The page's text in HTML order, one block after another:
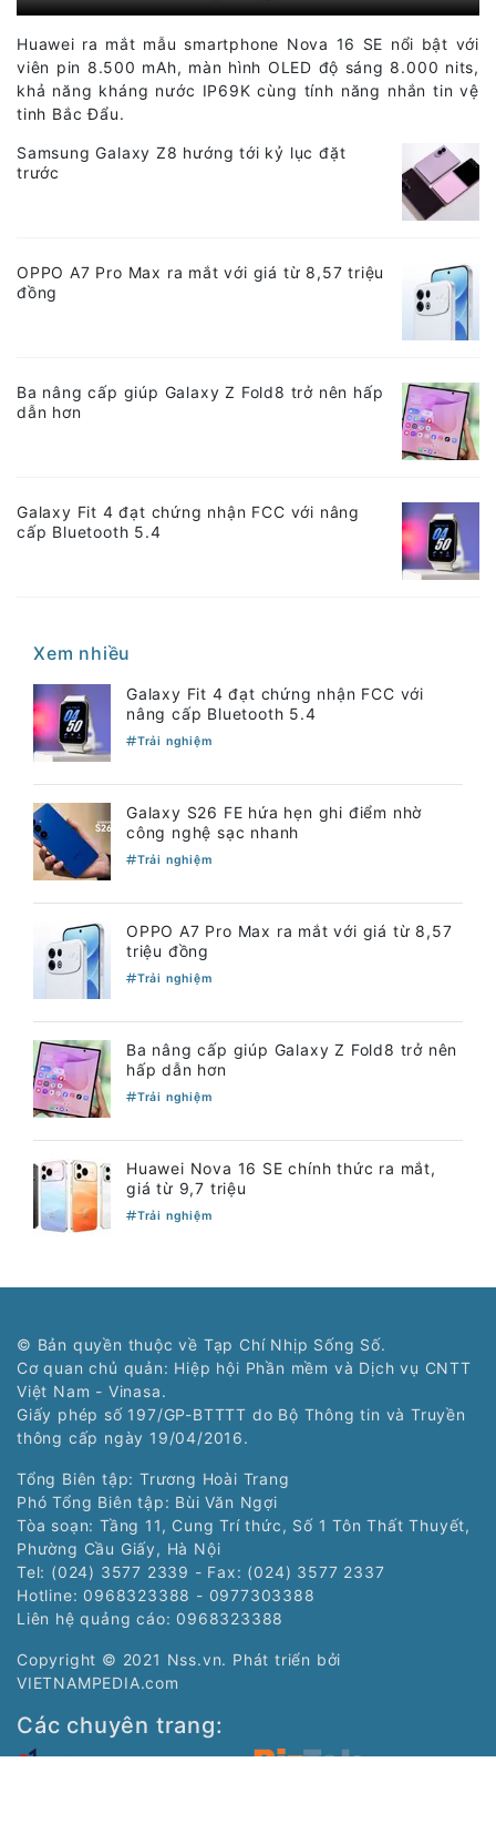
Huawei ra mắt mẫu smartphone Nova 16 SE nổi bật với
viên pin 8.500 mAh, màn hình OLED độ sáng 8.000 nits,
khả năng kháng nước IP69K cùng tính năng nhắn tin vệ
tinh Bắc Đẩu.
Samsung Galaxy Z8 hướng tới kỷ lục đặt
trước
OPPO A7 Pro Max ra mắt với giá từ 8,57 triệu
đồng
Ba nâng cấp giúp Galaxy Z Fold8 trở nên hấp
dẫn hơn
Galaxy Fit 4 đạt chứng nhận FCC với nâng
cấp Bluetooth 5.4
Xem nhiều
Galaxy Fit 4 đạt chứng nhận FCC với
nâng cấp Bluetooth 5.4
Trải nghiệm
Galaxy S26 FE hứa hẹn ghi điểm nhờ
công nghệ sạc nhanh
Trải nghiệm
OPPO A7 Pro Max ra mắt với giá từ 8,57
triệu đồng
Trải nghiệm
Ba nâng cấp giúp Galaxy Z Fold8 trở nên
hấp dẫn hơn
Trải nghiệm
Huawei Nova 16 SE chính thức ra mắt,
giá từ 9,7 triệu
Trải nghiệm
© Bản quyền thuộc về Tạp Chí Nhịp Sống Số.
Cơ quan chủ quản: Hiệp hội Phần mềm và Dịch vụ CNTT
Việt Nam - Vinasa.
Giấy phép số 197/GP-BTTTT do Bộ Thông tin và Truyền
thông cấp ngày 19/04/2016.
Tổng Biên tập: Trương Hoài Trang
Phó Tổng Biên tập: Bùi Văn Ngợi
Tòa soạn: Tầng 11, Cung Trí thức, Số 1 Tôn Thất Thuyết,
Phường Cầu Giấy, Hà Nội
Tel: (024) 3577 2339 - Fax: (024) 3577 2337
Hotline: 0968323388 - 0977303388
Liên hệ quảng cáo: 0968323388
Copyright © 2021 Nss.vn. Phát triển bởi
VIETNAMPEDIA.com
Các chuyên trang: